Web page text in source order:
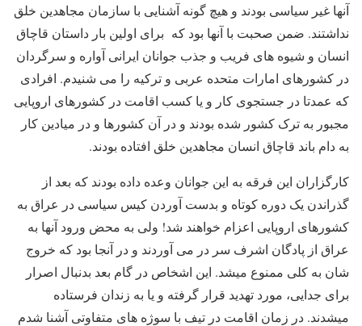
آنها غیر سیاسی بودند و هیچ گونه آشنایی با سازمان مجاهدین خلق
نداشتند. ضمن صحبت با آنها بود که برای اولین بار داستان قاچاق
انسان و شیوه های فریب و جذب جوانان ایرانی آواره و سرگردان
در کشورهای امارات متحده عربی و ترکیه را می شنیدم. افرادی
که عمدتا در جستجوی کار و یا کسب اقامت در کشورهای اروپایی
مجبور به ترک کشور شده بودند و در آن کشورها و در میادین کار
به دام باند قاچاق انسان مجاهدین خلق افتاده بودند.
کارگزاران این فرقه به این جوانان وعده داده بودند که بعد از
گذراندن یک دوره کوتاه و بدست آوردن کیس سیاسی در عراق به
کشورهای اروپایی اعزام خواهند شد! ولی به محض ورود آنها به
عراق از پادگان اشرف سر در می آوردند و در آنجا بود که خروج
شان به کلی ممنوع میشد. این اشخاص در گام بعد بدنبال اصرار
برای جدایی، مورد تهدید قرار گرفته و یا به زندان فرستاده
میشدند. در زمان اقامت در تیف با سوژه های متفاوتی آشنا شدم